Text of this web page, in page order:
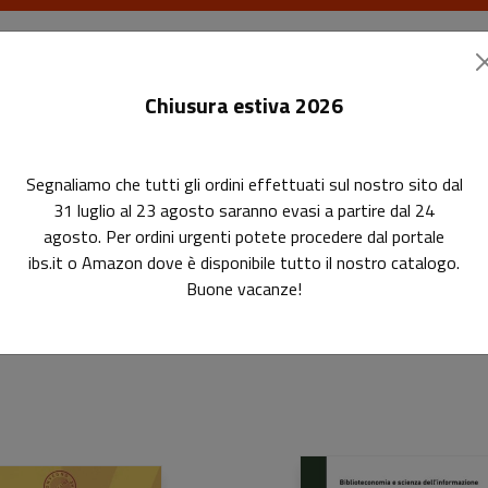
Le riviste I corsi
del bibliotecario
Chiusura estiva 2026
Segnaliamo che tutti gli ordini effettuati sul nostro sito dal
31 luglio al 23 agosto saranno evasi a partire dal 24
agosto. Per ordini urgenti potete procedere dal portale
ibs.it o Amazon dove è disponibile tutto il nostro catalogo.
Buone vacanze!